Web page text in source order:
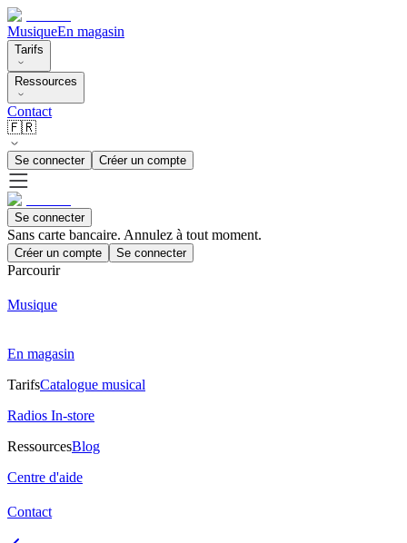
MusiqueEn magasin
Tarifs
Ressources
Contact
🇫🇷
Se connecter Créer un compte
Se connecter
Sans carte bancaire. Annulez à tout moment.
Créer un compte Se connecter
Parcourir
Musique
En magasin
TarifsCatalogue musical
Radios In-store
RessourcesBlog
Centre d'aide
Contact